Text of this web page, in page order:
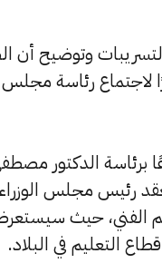
وتوضيح أن
لاجتماع رئاسة مجلس
برئاسة الدكتور
رئيس مجلس
الفني، حيث
التعليم في البلاد.